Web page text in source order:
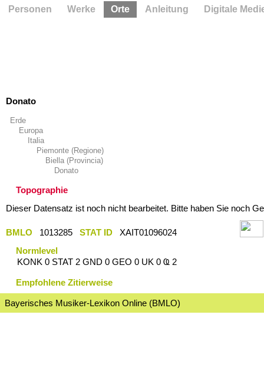
Donato
Erde
Europa
Italia
Piemonte (Regione)
Biella (Provincia)
Donato
Topographie
Dieser Datensatz ist noch nicht bearbeitet. Bitte haben Sie noch
BMLO 1013285 STAT ID
XAIT01096024
Normlevel
KONK 0 STAT 2 GND 0 GEO 0 UK 0 Ҩ 2
Empfohlene Zitierweise
Bayerisches Musiker-Lexikon Online (BMLO)
Personen Werke Orte Anleitung Digitale